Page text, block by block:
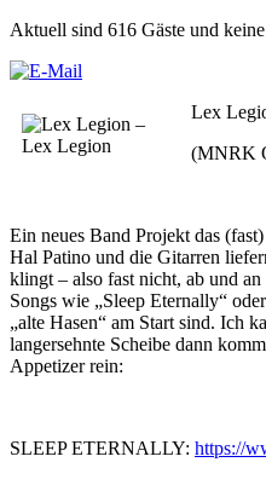
Aktuell sind 616 Gäste und
Lex
(MNRK
Ein neues Band Projekt das
Hal Patino und die Gitarren
klingt – also fast nicht, ab und
Songs wie „Sleep Eternally“
„alte Hasen“ am Start sind. Ich
langersehnte Scheibe dann
Appetizer rein:
SLEEP ETERNALLY: https://